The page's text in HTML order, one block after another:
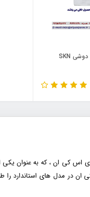
علف زن دو زمانه دوشی SKN
اس کی ان ، که به عنوان
مدل های استاندارد را